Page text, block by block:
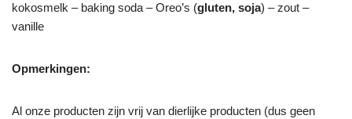
kokosmelk – baking soda – Oreo’s (gluten, soja) – zout –
vanille
Opmerkingen:
Al onze producten zijn vrij van dierlijke producten (dus geen